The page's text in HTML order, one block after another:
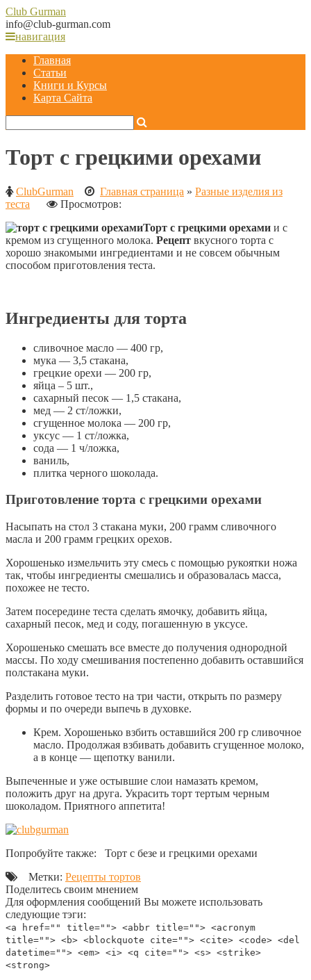
Club Gurman
info@club-gurman.com
навигация
Главная
Статьи
Книги и Курсы
Карта Сайта
Торт с грецкими орехами
ClubGurman Главная страница » Разные изделия из
теста
Просмотров:
Торт с грецкими орехами и с
кремом из сгущенного молока. Рецепт вкусного торта с
хорошо знакомыми ингредиентами и не совсем обычным
способом приготовления теста.
Ингредиенты для торта
сливочное масло — 400 гр,
мука — 3,5 стакана,
грецкие орехи — 200 гр,
яйца – 5 шт.,
сахарный песок — 1,5 стакана,
мед — 2 ст/ложки,
сгущенное молока — 200 гр,
уксус — 1 ст/ложка,
сода — 1 ч/ложка,
ваниль,
плитка черного шоколада.
Приготовление торта с грецкими орехами
Насыпать на стол 3 стакана муки, 200 грамм сливочного
масла и 200 грамм грецких орехов.
Хорошенько измельчить эту смесь с помощью рукоятки ножа
так, чтобы ингредиенты смешались и образовалась масса,
похожее не тесто.
Затем посередине теста сделать ямочку, добавить яйца,
сахарный песок, мед и соду, погашенную в уксусе.
Хорошенько смешать все вместе до получения однородной
массы. По ходу смешивания постепенно добавить оставшийся
полстакана муки.
Разделить готовое тесто на три части, открыть по размеру
формы и по очереди выпечь в духовке.
Крем. Хорошенько взбить оставшийся 200 гр сливочное
масло. Продолжая взбивать добавить сгущенное молоко,
а в конце — щепотку ванили.
Выпеченные и уже остывшие слои намазать кремом,
положить друг на друга. Украсить торт тертым черным
шоколадом. Приятного аппетита!
Попробуйте также: Торт с безе и грецкими орехами
Метки: Рецепты тортов
Поделитесь своим мнением
Для оформления сообщений Вы можете использовать
следующие тэги:
<a href="" title=""> <abbr title=""> <acronym
title=""> <b> <blockquote cite=""> <cite> <code> <del
datetime=""> <em> <i> <q cite=""> <s> <strike>
<strong>